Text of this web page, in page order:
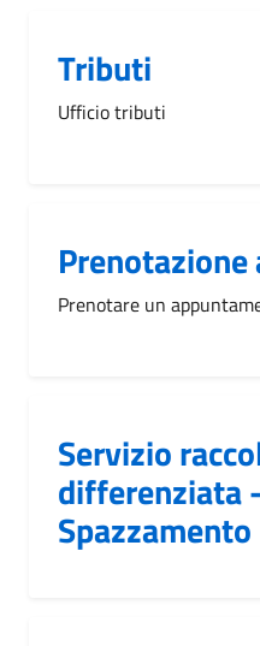
Tributi
Ufficio tributi
Prenotare un
Servizio
differenziata
Spazzamento